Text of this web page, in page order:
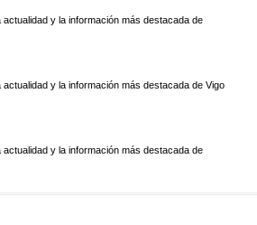
actualidad y la información más destacada de
actualidad y la información más destacada de Vigo
actualidad y la información más destacada de